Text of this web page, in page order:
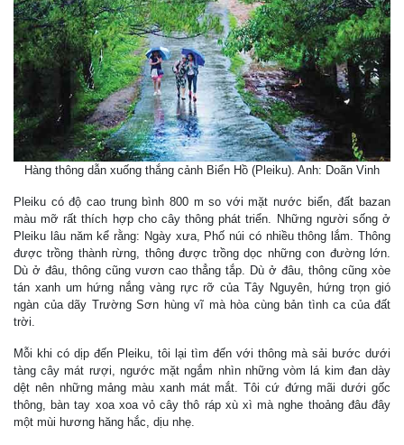
Hàng thông dẫn xuống thắng cảnh Biển Hồ (Pleiku). Anh: Doãn Vinh
Pleiku có độ cao trung bình 800 m so với mặt nước biển, đất bazan
màu mỡ rất thích hợp cho cây thông phát triển. Những người sống ở
Pleiku lâu năm kể rằng: Ngày xưa, Phố núi có nhiều thông lắm. Thông
được trồng thành rừng, thông được trồng dọc những con đường lớn.
Dù ở đâu, thông cũng vươn cao thẳng tắp. Dù ở đâu, thông cũng xòe
tán xanh um hứng nắng vàng rực rỡ của Tây Nguyên, hứng trọn gió
ngàn của dãy Trường Sơn hùng vĩ mà hòa cùng bản tình ca của đất
trời.
Mỗi khi có dịp đến Pleiku, tôi lại tìm đến với thông mà sải bước dưới
tàng cây mát rượi, ngước mặt ngắm nhìn những vòm lá kim đan dày
dệt nên những mảng màu xanh mát mắt. Tôi cứ đứng mãi dưới gốc
thông, bàn tay xoa xoa vỏ cây thô ráp xù xì mà nghe thoảng đâu đây
một mùi hương hăng hắc, dịu nhẹ.